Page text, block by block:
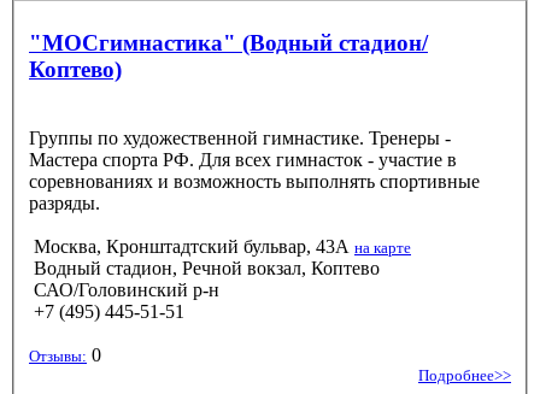
"МОСгимнастика" (Водный стадион/
Коптево)
Группы по художественной гимнастике. Тренеры -
Мастера спорта РФ. Для всех гимнасток - участие в
соревнованиях и возможность выполнять спортивные
разряды.
Москва, Кронштадтский бульвар, 43А на карте
Водный стадион, Речной вокзал, Коптево
САО/Головинский р-н
+7 (495) 445-51-51
Отзывы: 0
Подробнее>>